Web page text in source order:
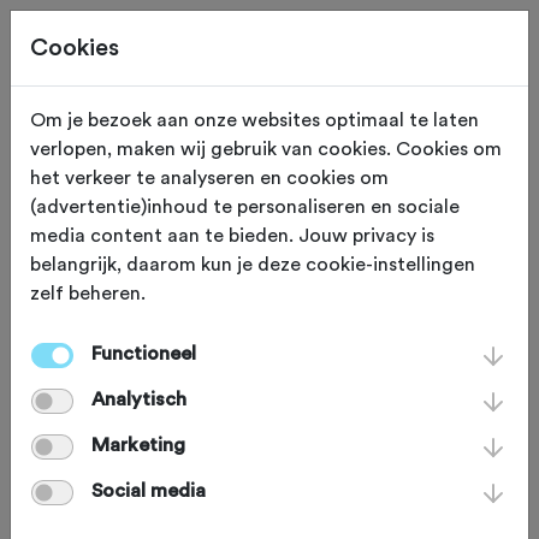
ADVERTORIAL Gewijzigd op 11 maart 2026
RockDock: De nieuwe
standaard voor het
stallen van je sportfiets
Na een geweldige rit wil je maar één
ding: je fiets snel en veilig kwijt. Geen
gehannes met wankele standaarden of
Cookies
Om je bezoek aan onze websites optimaal te laten
verlopen, maken wij gebruik van cookies. Cookies om
het verkeer te analyseren en cookies om
(advertentie)inhoud te personaliseren en sociale
media content aan te bieden. Jouw privacy is
belangrijk, daarom kun je deze cookie-instellingen
zelf beheren.
Functioneel
Analytisch
Marketing
Social media